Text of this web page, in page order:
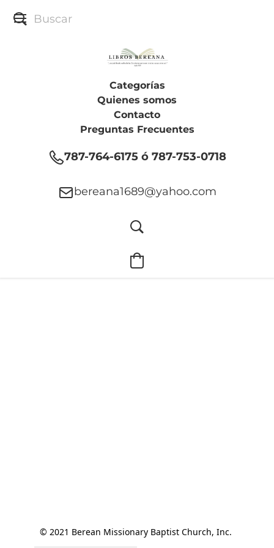
Categorías
Quienes somos
Contacto
Preguntas Frecuentes
787-764-6175 ó 787-753-0718
bereana1689@yahoo.com
© 2021 Berean Missionary Baptist Church, Inc.